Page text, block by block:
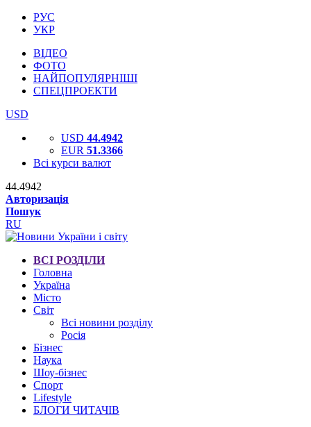
РУС
УКР
ВІДЕО
ФОТО
НАЙПОПУЛЯРНІШІ
СПЕЦПРОЕКТИ
USD
USD 44.4942
EUR 51.3366
Всі курси валют
44.4942
Авторизація
Пошук
RU
ВСІ РОЗДІЛИ
Головна
Україна
Місто
Світ
Всі новини розділу
Росія
Бізнес
Наука
Шоу-бізнес
Спорт
Lifestyle
БЛОГИ ЧИТАЧІВ